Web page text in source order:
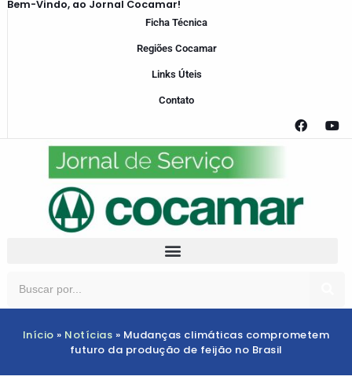
Bem-Vindo, ao Jornal Cocamar!
Ficha Técnica
Regiões Cocamar
Links Úteis
Contato
Início » Notícias » Mudanças climáticas comprometem
futuro da produção de feijão no Brasil